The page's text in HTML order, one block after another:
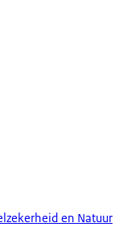
en Natuur